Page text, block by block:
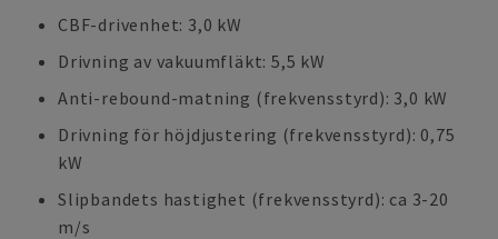
CBF-drivenhet: 3,0 kW
Drivning av vakuumfläkt: 5,5 kW
Anti-rebound-matning (frekvensstyrd): 3,0 kW
Drivning för höjdjustering (frekvensstyrd): 0,75
kW
Slipbandets hastighet (frekvensstyrd): ca 3-20
m/s